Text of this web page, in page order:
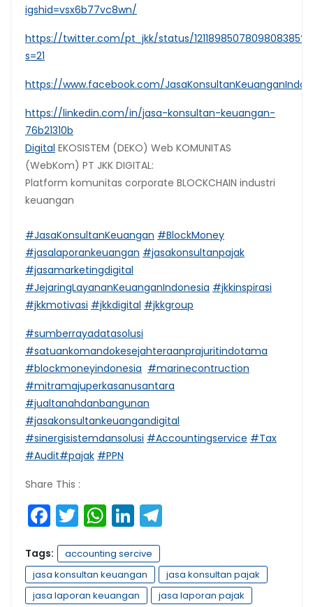
igshid=vsx6b77vc8wn/
https://twitter.com/pt_jkk/status/1211898507809808385?
s=21
https://www.facebook.com/
https://linkedin.com/in/jasa-konsultan-keuangan-
76b21310b
Digital EKOSISTEM (DEKO) Web KOMUNITAS
(WebKom) PT JKK DIGITAL:
Platform komunitas corporate BLOCKCHAIN industri
keuangan
#JasaKonsultanKeuangan #BlockMoney
#jasalaporankeuangan #jasakonsultanpajak
#jasamarketingdigital
#JejaringLayananKeuanganIndonesia #jkkinspirasi
#jkkmotivasi #jkkdigital #jkkgroup
#sumberrayadatasolusi
#satuankomandokesejahteraanprajuritindotama
#blockmoneyindonesia #marinecontruction
#mitramajuperkasanusantara
#jualtanahdanbangunan
#jasakonsultankeuangandigital
#sinergisistemdansolusi #Accountingservice #Tax
#Audit#pajak #PPN
Share This :
Facebook
Twitter
WhatsApp
LinkedIn
Tags:
accounting sercive
jasa konsultan keuangan
jasa konsultan pajak
jasa laporan keuangan
jasa laporan pajak